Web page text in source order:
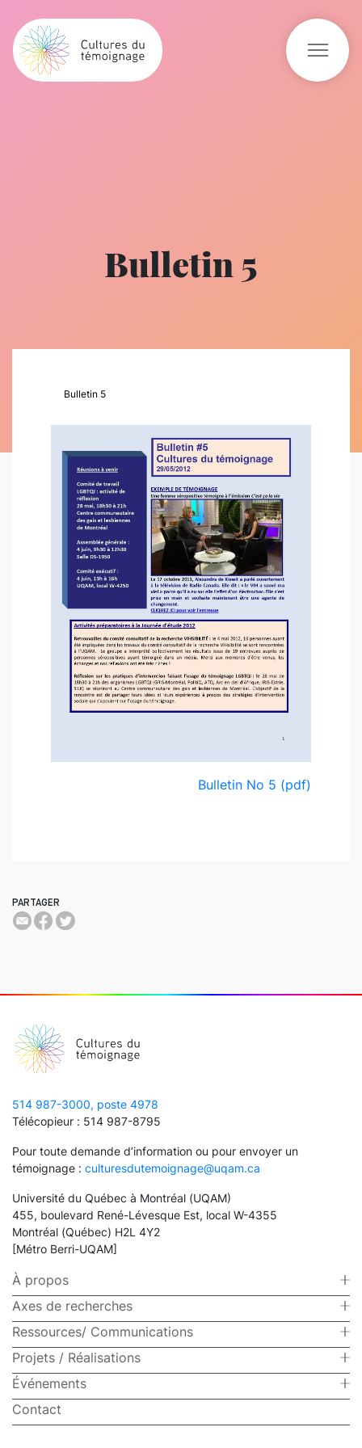
Bulletin 5
PARTAGER
Bulletin 5
Bulletin No 5 (pdf)
514 987-3000, poste 4978
Télécopieur : 514 987-8795
Pour toute demande d’information ou pour envoyer un
témoignage : culturesdutemoignage@uqam.ca
Université du Québec à Montréal (UQAM)
455, boulevard René-Lévesque Est, local W-4355
Montréal (Québec) H2L 4Y2
[Métro Berri-UQAM]
À propos
Axes de recherches
Ressources/ Communications
Projets / Réalisations
Événements
Contact